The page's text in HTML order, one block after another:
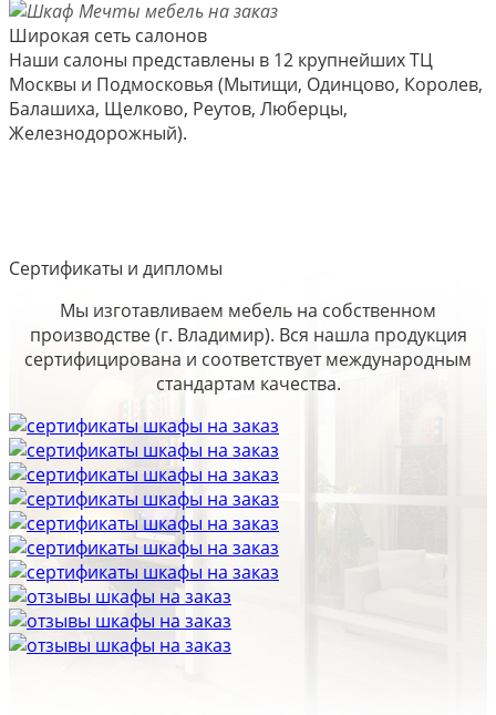
Широкая сеть салонов
Наши салоны представлены в 12 крупнейших ТЦ
Москвы и Подмосковья (Мытищи, Одинцово, Королев,
Балашиха, Щелково, Реутов, Люберцы,
Железнодорожный).
Сертификаты и дипломы
Мы изготавливаем мебель на собственном
производстве (г. Владимир). Вся нашла продукция
сертифицирована и соответствует международным
стандартам качества.